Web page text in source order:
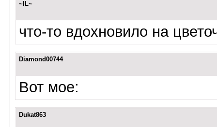
~IL~
что-то вдохновило на
Diamond00744
Вот мое:
Dukat863